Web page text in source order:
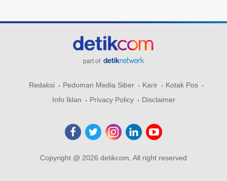
part of
Redaksi Pedoman Media Siber Karir
Kotak Pos
Info Iklan
Privacy Policy Disclaimer
Copyright @ 2026 detikcom, All right reserved